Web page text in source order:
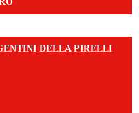
DELLA PIRELLI